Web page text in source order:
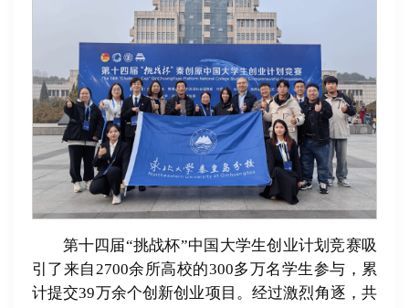
第十四届“挑战杯”中国大学生创业计划竞赛吸
引了来自2700余所高校的300多万名学生参与，累
计提交39万余个创新创业项目。经过激烈角逐，共